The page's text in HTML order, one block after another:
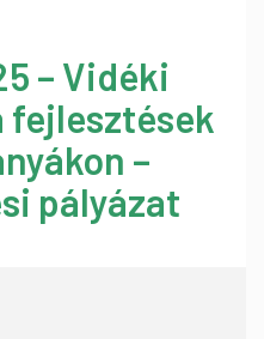
– Vidéki
–
pályázat